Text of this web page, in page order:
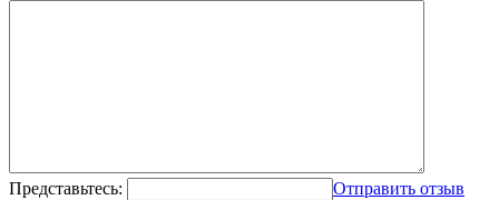
Представьтесь: Отправить отзыв